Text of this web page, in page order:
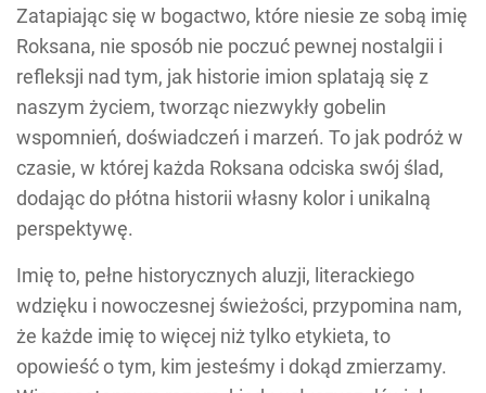
Zatapiając się w bogactwo, które niesie ze sobą imię
Roksana, nie sposób nie poczuć pewnej nostalgii i
refleksji nad tym, jak historie imion splatają się z
naszym życiem, tworząc niezwykły gobelin
wspomnień, doświadczeń i marzeń. To jak podróż w
czasie, w której każda Roksana odciska swój ślad,
dodając do płótna historii własny kolor i unikalną
perspektywę.
Imię to, pełne historycznych aluzji, literackiego
wdzięku i nowoczesnej świeżości, przypomina nam,
że każde imię to więcej niż tylko etykieta, to
opowieść o tym, kim jesteśmy i dokąd zmierzamy.